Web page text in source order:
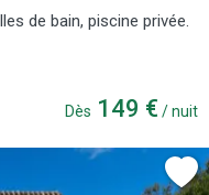
de bain, piscine privée.
Dès 149 € / nuit